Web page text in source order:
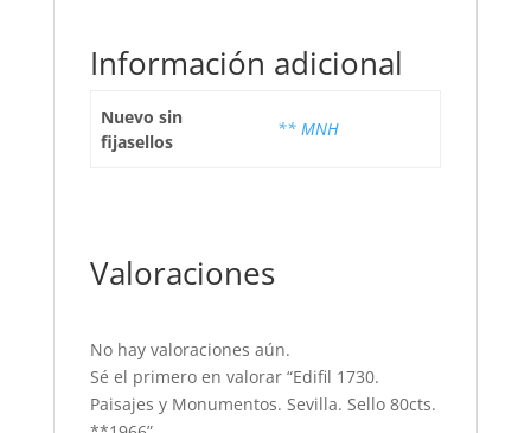
Información adicional
Nuevo sin
fijasellos
** MNH
Valoraciones
No hay valoraciones aún.
Sé el primero en valorar “Edifil 1730.
Paisajes y Monumentos. Sevilla. Sello 80cts.